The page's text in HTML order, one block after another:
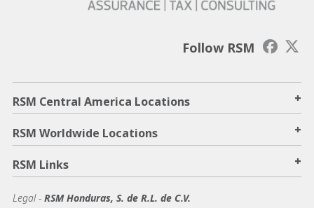
Follow RSM
RSM Central America Locations +
RSM Worldwide Locations +
RSM Links +
Legal - RSM Honduras, S. de R.L. de C.V.